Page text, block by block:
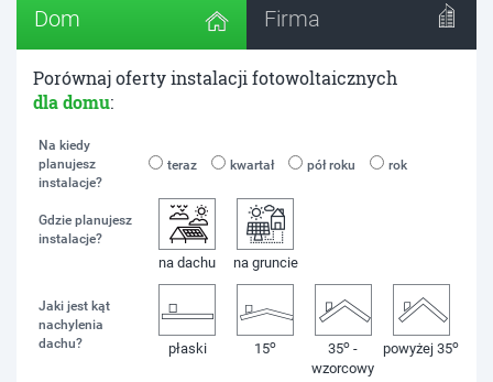
Dom Firma
Porównaj oferty instalacji fotowoltaicznych
dla domu:
Na kiedy
planujesz
instalacje?
teraz kwartał pół roku rok
Gdzie planujesz
instalacje?
na dachu na gruncie
Jaki jest kąt
nachylenia
dachu?
płaski 15o 35o -
wzorcowy
powyżej 35o